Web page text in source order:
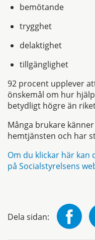
bemötande
trygghet
delaktighet
tillgänglighet
92 procent upplever
önskemål om hur
betydligt högre än
Många brukare
hemtjänsten och har
Om du klickar här kan
på Socialstyrelsens
Dela sidan: